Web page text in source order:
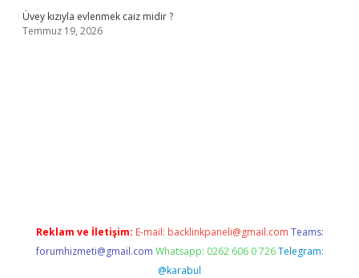
Üvey kızıyla evlenmek caiz midir ?
Temmuz 19, 2026
Reklam ve İletişim: E-mail: backlinkpaneli@gmail.com Teams:
forumhizmeti@gmail.com Whatsapp: 0262 606 0 726 Telegram:
@karabul